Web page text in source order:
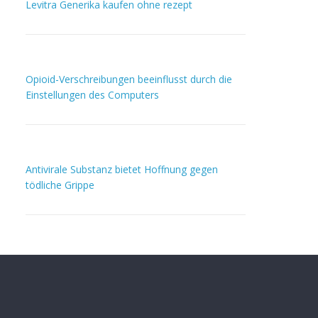
Levitra Generika kaufen ohne rezept
Opioid-Verschreibungen beeinflusst durch die
Einstellungen des Computers
Antivirale Substanz bietet Hoffnung gegen
tödliche Grippe